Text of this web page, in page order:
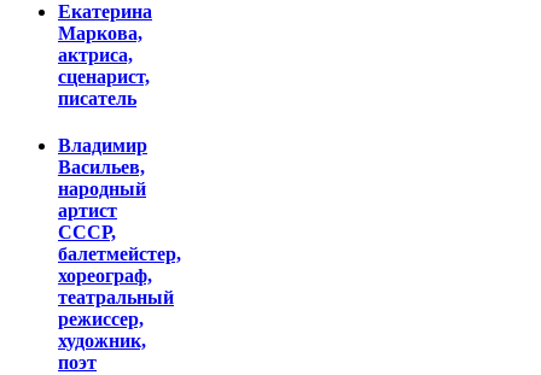
Екатерина
Маркова,
актриса,
сценарист,
писатель
Владимир
Васильев,
народный
артист
СССР,
балетмейстер,
хореограф,
театральный
режиссер,
художник,
поэт